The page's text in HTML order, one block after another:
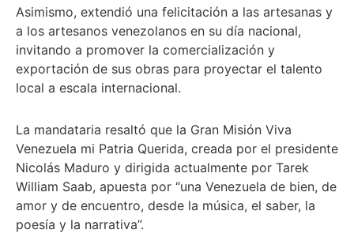
Asimismo, extendió una felicitación a las artesanas y
a los artesanos venezolanos en su día nacional,
invitando a promover la comercialización y
exportación de sus obras para proyectar el talento
local a escala internacional.
La mandataria resaltó que la Gran Misión Viva
Venezuela mi Patria Querida, creada por el presidente
Nicolás Maduro y dirigida actualmente por Tarek
William Saab, apuesta por “una Venezuela de bien, de
amor y de encuentro, desde la música, el saber, la
poesía y la narrativa”.